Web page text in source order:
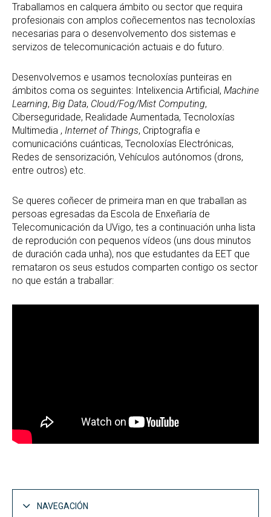
Traballamos en calquera ámbito ou sector que requira
profesionais con amplos coñecementos nas tecnoloxías
necesarias para o desenvolvemento dos sistemas e
servizos de telecomunicación actuais e do futuro.
Desenvolvemos e usamos tecnoloxías punteiras en
ámbitos coma os seguintes: Intelixencia Artificial, Machine
Learning, Big Data, Cloud/Fog/Mist Computing,
Ciberseguridade, Realidade Aumentada, Tecnoloxías
Multimedia , Internet of Things, Criptografía e
comunicacións cuánticas, Tecnoloxías Electrónicas,
Redes de sensorización, Vehículos autónomos (drons,
entre outros) etc.
Se queres coñecer de primeira man en que traballan as
persoas egresadas da Escola de Enxeñaría de
Telecomunicación da UVigo, tes a continuación unha lista
de reprodución con pequenos vídeos (uns dous minutos
de duración cada unha), nos que estudantes da EET que
remataron os seus estudos comparten contigo os sector
no que están a traballar:
NAVEGACIÓN